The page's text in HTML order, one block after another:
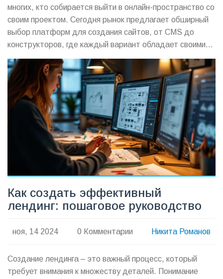
многих, кто собирается выйти в онлайн-пространство со
своим проектом. Сегодня рынок предлагает обширный
выбор платформ для создания сайтов, от CMS до
конструкторов, где каждый вариант обладает своими
плюсами и минусами. В этой статье мы рассмотрим
популярные платформы и их особенности, чтобы
помочь вам выбрать подходящий инструмент. Вы
узнаете, какие навыки вам понадобятся, преимущества
различных решений, а также получите практические
советы по экономии времени и ресурсов.
Как создать эффективный
лендинг: пошаговое руководство
ноя, 14 2024 0 Комментарии Никита Романов
Создание лендинга – это важный процесс, который
требует внимания к множеству деталей. Понимание